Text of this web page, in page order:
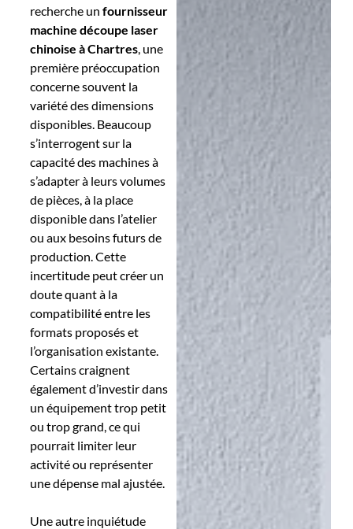
recherche un fournisseur
machine découpe laser
chinoise à Chartres, une
première préoccupation
concerne souvent la
variété des dimensions
disponibles. Beaucoup
s’interrogent sur la
capacité des machines à
s’adapter à leurs volumes
de pièces, à la place
disponible dans l’atelier
ou aux besoins futurs de
production. Cette
incertitude peut créer un
doute quant à la
compatibilité entre les
formats proposés et
l’organisation existante.
Certains craignent
également d’investir dans
un équipement trop petit
ou trop grand, ce qui
pourrait limiter leur
activité ou représenter
une dépense mal ajustée.
Une autre inquiétude